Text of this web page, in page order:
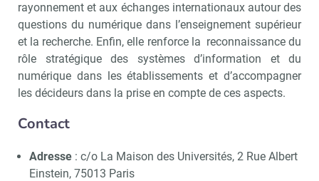
rayonnement et aux échanges internationaux autour des
questions du numérique dans l’enseignement supérieur
et la recherche. Enfin, elle renforce la reconnaissance du
rôle stratégique des systèmes d’information et du
numérique dans les établissements et d’accompagner
les décideurs dans la prise en compte de ces aspects.
Contact
Adresse: c/o La Maison des Universités, 2 Rue Albert
Einstein, 75013 Paris